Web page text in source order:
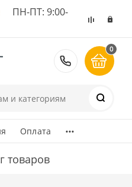
ПН-ПТ: 9:00-
8 (495)
0
Оплата ...
товаров